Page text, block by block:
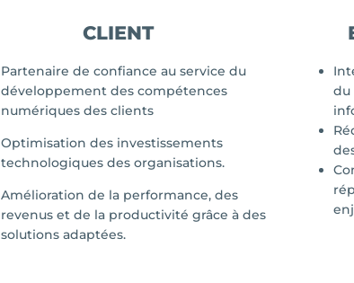
CLIENT
Partenaire de confiance au service du
développement des compétences
numériques des clients
Optimisation des investissements
technologiques des organisations.
Amélioration de la performance, des
revenus et de la productivité grâce à des
solutions adaptées.
du